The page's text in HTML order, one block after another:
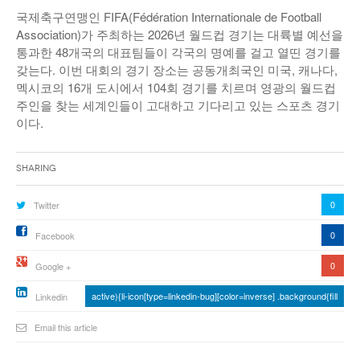
국제축구연맹인 FIFA(Fédération Internationale de Football
Association)가 주최하는 2026년 월드컵 경기는 대륙별 예선을
통과한 48개국의 대표팀들이 각국의 명예를 걸고 열띤 경기를
갖는다. 이번 대회의 경기 장소는 공동개최국인 미국, 캐나다,
멕시코의 16개 도시에서 104회 경기를 치르며 영광의 월드컵
주인을 찾는 세계인들이 고대하고 기다리고 있는 스포츠 경기
이다.
Sharing
Twitter 0
Facebook 0
Google + 0
Linkedin active){li-icon[type=linkedin-bug][color=inverse] .background{fill
Email this article